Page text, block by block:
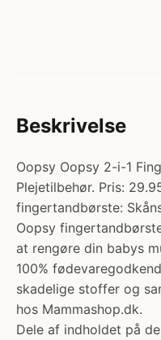
Beskrivelse
Oopsy Oopsy 2-i-1
Plejetilbehør. Pris:
fingertandbørste:
Oopsy
at rengøre din babys
100%
skadelige stoffer og
hos Mammashop.dk.
Dele af indholdet på